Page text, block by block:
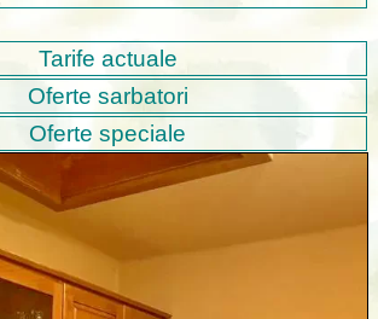
Tarife actuale
Oferte sarbatori
Oferte speciale